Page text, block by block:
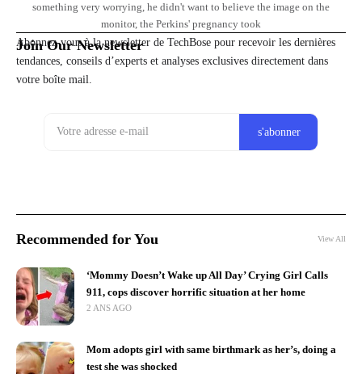
something very worrying, he didn't want to believe the image on the
monitor, the Perkins' pregnancy took
Join Our Newsletter
Abonnez-vous à la newsletter de TechBose pour recevoir les dernières
tendances, conseils d’experts et analyses exclusives directement dans
votre boîte mail.
Recommended for You View All
‘Mommy Doesn’t Wake up All Day’ Crying Girl Calls
911, cops discover horrific situation at her home
2 ANS AGO
Mom adopts girl with same birthmark as her’s, doing a
test she was shocked